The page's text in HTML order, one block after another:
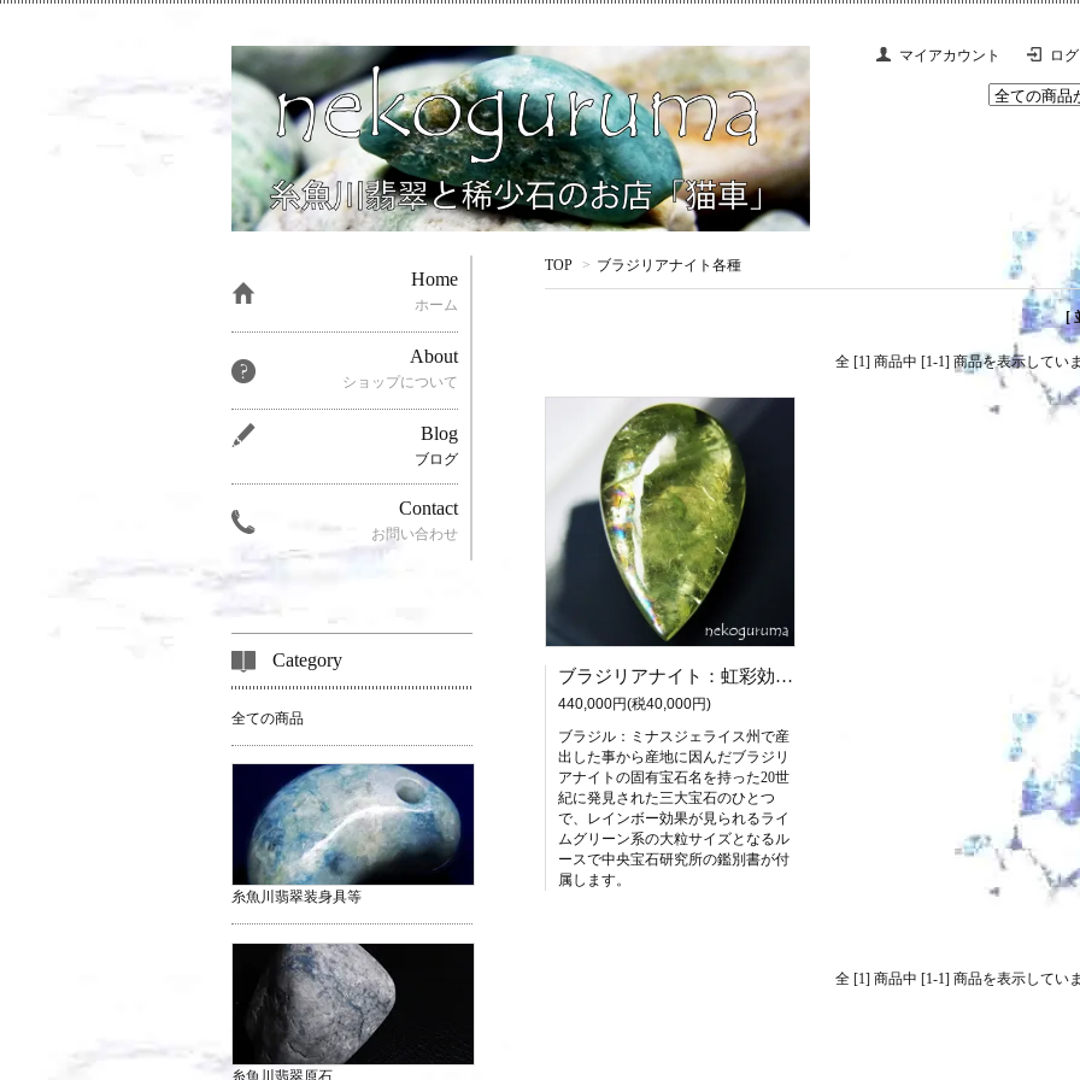
マイアカウント ロ
TOP > ブラジリアナイト各種
[
全 [1] 商品中 [1-1] 商品を表示してい
ブラジリアナイト：虹彩効果21.761ct（中央宝石研究所鑑別書付属）
440,000円(税40,000円)
ブラジル：ミナスジェライス州で産
出した事から産地に因んだブラジリ
アナイトの固有宝石名を持った20世
紀に発見された三大宝石のひとつ
で、レインボー効果が見られるライ
ムグリーン系の大粒サイズとなるル
ースで中央宝石研究所の鑑別書が付
属します。
全 [1] 商品中 [1-1] 商品を表示してい
Home
ホーム
About
ショップについて
Blog
ブログ
Contact
お問い合わせ
Category
全ての商品
糸魚川翡翠装身具等
糸魚川翡翠原石